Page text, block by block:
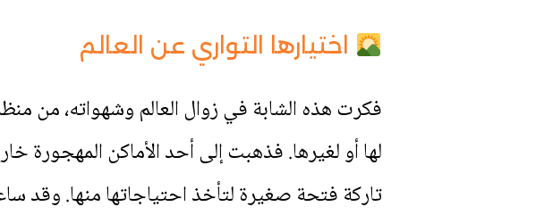
اختيارها التواري عن العالم
فكرت هذه الشابة في زوال العالم وشهواته، من
لها أو لغيرها. فذهبت إلى أحد الأماكن المهجورة
تاركة فتحة صغيرة لتأخذ احتياجاتها منها. وقد